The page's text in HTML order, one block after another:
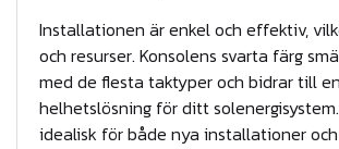
Installationen är enkel och effektiv,
och resurser. Konsolens svarta färg
med de flesta taktyper och bidrar till
helhetslösning för ditt
idealisk för både nya installationer och